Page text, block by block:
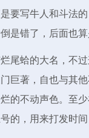
要写牛人和斗法
是错了，后面也算
蛤的大名，不过
巨著，自也与其
的不动声色。至
的，用来打发时